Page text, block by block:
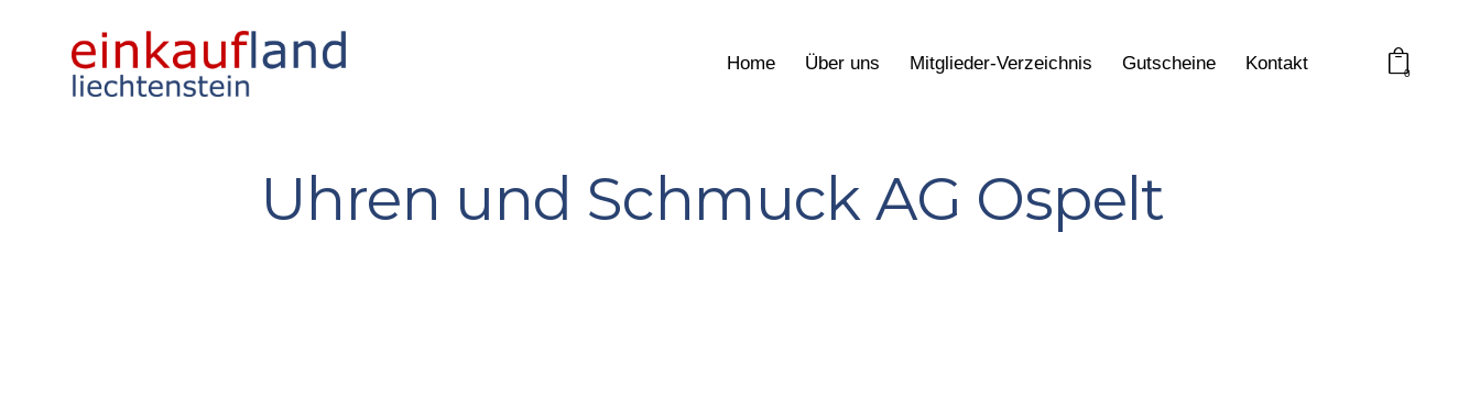
Home Über uns Mitglieder-Verzeichnis Gutscheine Kontakt 0
Uhren und Schmuck AG Ospelt